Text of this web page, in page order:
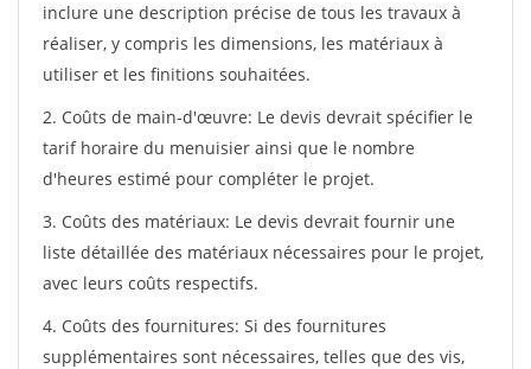
inclure une description précise de tous les travaux à
réaliser, y compris les dimensions, les matériaux à
utiliser et les finitions souhaitées.
2. Coûts de main-d'œuvre: Le devis devrait spécifier le
tarif horaire du menuisier ainsi que le nombre
d'heures estimé pour compléter le projet.
3. Coûts des matériaux: Le devis devrait fournir une
liste détaillée des matériaux nécessaires pour le projet,
avec leurs coûts respectifs.
4. Coûts des fournitures: Si des fournitures
supplémentaires sont nécessaires, telles que des vis,